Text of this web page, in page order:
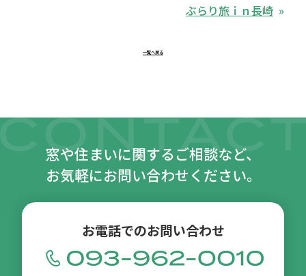
ぶらり旅ｉｎ長崎
一覧へ戻る
窓や住まいに関するご相談など、
お気軽にお問い合わせください。
お電話でのお問い合わせ